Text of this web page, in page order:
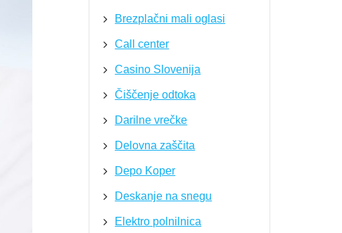
Brezplačni mali oglasi
Call center
Casino Slovenija
Čiščenje odtoka
Darilne vrečke
Delovna zaščita
Depo Koper
Deskanje na snegu
Elektro polnilnica